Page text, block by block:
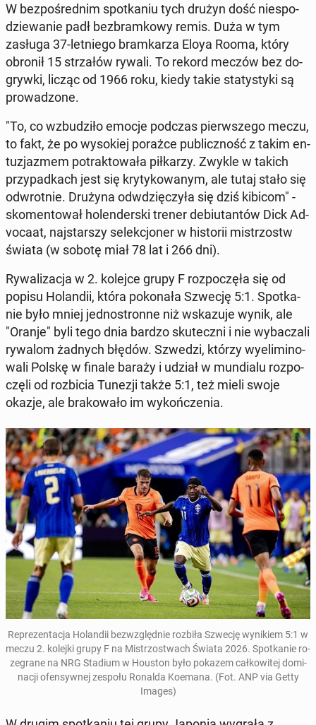
W bez­po­śred­nim spo­tka­niu tych drużyn dość nie­spo­
dzie­wa­nie padł bez­bram­ko­wy remis. Duża w tym
zasługa 37-let­nie­go bram­ka­rza Eloya Rooma, który
obronił 15 strza­łów rywali. To rekord meczów bez do­
gryw­ki, licząc od 1966 roku, kiedy takie sta­ty­sty­ki są
pro­wa­dzo­ne.
"To, co wzbu­dzi­ło emocje podczas pierw­sze­go meczu,
to fakt, że po wy­so­kiej porażce pu­blicz­ność z takim en­
tu­zja­zmem po­trak­to­wa­ła pił­ka­rzy. Zwykle w takich
przy­pad­kach jest się kry­ty­ko­wa­nym, ale tutaj stało się
od­wrot­nie. Drużyna od­wdzię­czy­ła się dziś kibicom" -
sko­men­to­wał ho­len­der­ski trener de­biu­tan­tów Dick Ad­
vo­ca­at, naj­star­szy se­lek­cjo­ner w hi­sto­rii mi­strzostw
świata (w sobotę miał 78 lat i 266 dni).
Ry­wa­li­za­cja w 2. kolejce grupy F roz­po­czę­ła się od
popisu Ho­lan­dii, która po­ko­na­ła Szwecję 5:1. Spo­tka­
nie było mniej jed­no­stron­ne niż wska­zu­je wynik, ale
"Oranje" byli tego dnia bardzo sku­tecz­ni i nie wy­ba­cza­li
rywalom żadnych błędów. Szwedzi, którzy wy­eli­mi­no­
wa­li Polskę w finale baraży i udział w mun­dia­lu roz­po­
czę­li od roz­bi­cia Tunezji także 5:1, też mieli swoje
okazje, ale bra­ko­wa­ło im wy­koń­cze­nia.
Re­pre­zen­ta­cja Ho­lan­dii bez­względ­nie rozbiła Szwecję wy­ni­kiem 5:1 w
meczu 2. kolejki grupy F na Mi­strzo­stwach Świata 2026. Spo­tka­nie ro­
ze­gra­ne na NRG Stadium w Houston było pokazem cał­ko­wi­tej do­mi­
na­cji ofen­syw­nej zespołu Ronalda Koemana. (Fot. ANP via Getty
Images)